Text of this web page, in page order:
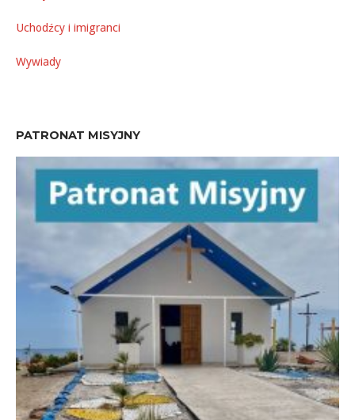
Uchodźcy i imigranci
Wywiady
PATRONAT MISYJNY